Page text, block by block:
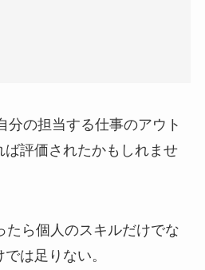
分の担当する仕事のアウト
ば評価されたかもしれませ
たら個人のスキルだけでな
は足りない。